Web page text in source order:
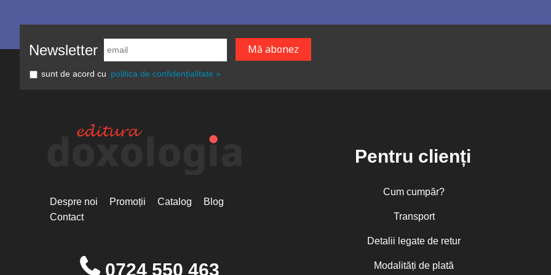
Newsletter
sunt de acord cu politica de confidențialitate »
Despre noi Promoții Catalog
Blog
Contact
0724 550 463
Pentru clienți
Cum cumpăr?
Transport
Detalii legate de retur
Modalități de plată